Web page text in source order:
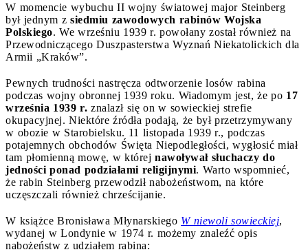
W momencie wybuchu II wojny światowej major Steinberg
był jednym z siedmiu zawodowych rabinów Wojska
Polskiego. We wrześniu 1939 r. powołany został również na
Przewodniczącego Duszpasterstwa Wyznań Niekatolickich dla
Armii „Kraków”.
Pewnych trudności nastręcza odtworzenie losów rabina
podczas wojny obronnej 1939 roku. Wiadomym jest, że po 17
września 1939 r. znalazł się on w sowieckiej strefie
okupacyjnej. Niektóre źródła podają, że był przetrzymywany
w obozie w Starobielsku. 11 listopada 1939 r., podczas
potajemnych obchodów Święta Niepodległości, wygłosić miał
tam płomienną mowę, w której nawoływał słuchaczy do
jedności ponad podziałami religijnymi. Warto wspomnieć,
że rabin Steinberg przewodził nabożeństwom, na które
uczęszczali również chrześcijanie.
W książce Bronisława Młynarskiego W niewoli sowieckiej,
wydanej w Londynie w 1974 r. możemy znaleźć opis
nabożeństw z udziałem rabina: